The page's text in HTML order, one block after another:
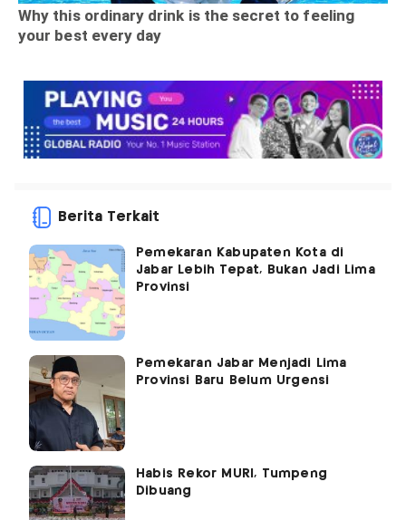
Berita Terkait
Pemekaran Kabupaten Kota di
Jabar Lebih Tepat, Bukan Jadi Lima
Provinsi
Pemekaran Jabar Menjadi Lima
Provinsi Baru Belum Urgensi
Habis Rekor MURI, Tumpeng
Dibuang